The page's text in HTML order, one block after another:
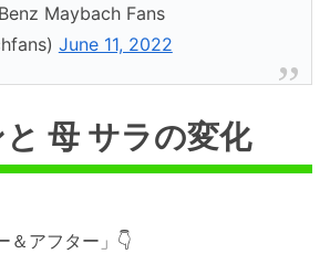
Maybach Fans
June 11, 2022
母 サラの変化
＆アフター」👇